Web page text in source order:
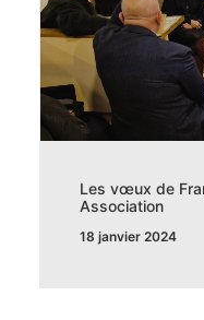
Les vœux de
Association
18 janvier 2024